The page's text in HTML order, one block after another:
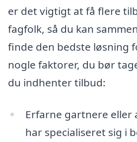
er det vigtigt at få flere
fagfolk, så du kan
finde den bedste løsning
nogle faktorer, du bør
du indhenter tilbud:
Erfarne gartnere eller
har specialiseret sig i